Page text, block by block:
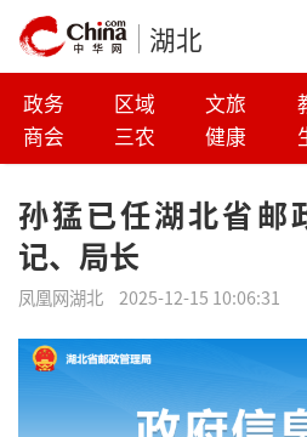
湖北
政务 区域 文旅
商会
三农 健康
孙猛已任湖北省邮
记、局长
凤凰网湖北 2025-12-15 10:06:31